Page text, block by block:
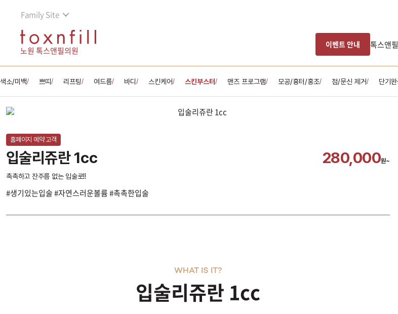
Family Site
노원 톡스앤필의원
이벤트 안내 톡스앤
색소/미백/ 쁘띠/ 리프팅/ 여드름/ 바디/ 스킨케어/ 스킨부스터/ 맨즈 프로그램/ 모공/흉터/홍조/ 점/문신 제거/ 단기
홈페이지 예약 고객
입술리쥬란 1cc 280,000원~
촉촉하고 잔주름 없는 입술로!!
#생기있는입술 #자연스러운볼륨 #촉촉한입술
입술리쥬란 1cc
WHAT IS IT?